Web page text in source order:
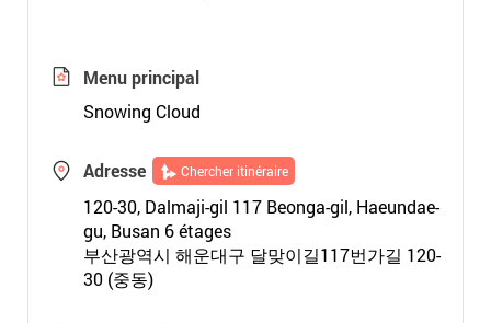
Menu principal
Snowing Cloud
Adresse Chercher itinéraire
120-30, Dalmaji-gil 117 Beonga-gil, Haeundae-
gu, Busan 6 étages
부산광역시 해운대구 달맞이길117번가길 120-
30 (중동)